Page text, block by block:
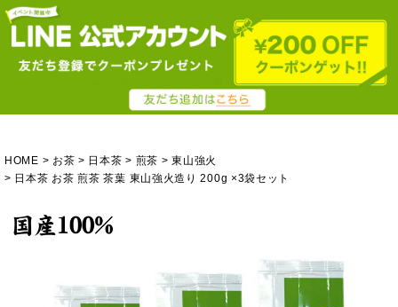
HOME お茶 日本茶 煎茶
東山強火
日本茶 お茶 煎茶 茶葉 東山強火造り 200g ×3袋セット